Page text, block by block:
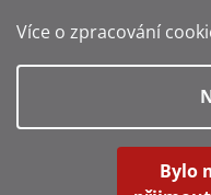
Více o zpracování
Bylo
Zákaz prodeje